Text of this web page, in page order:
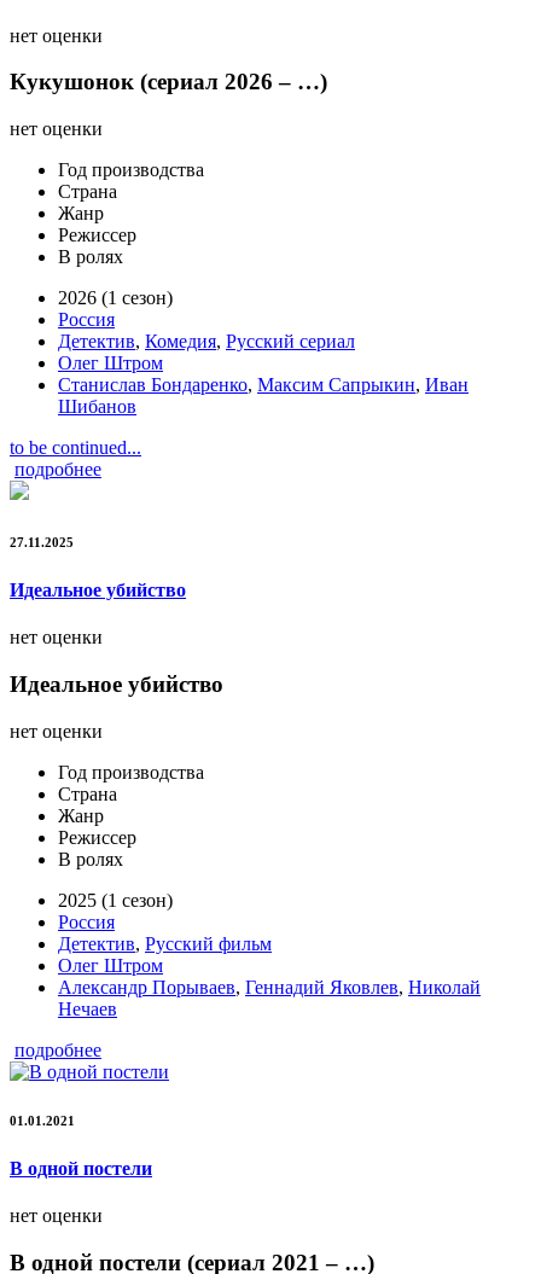
нет оценки
Кукушонок (сериал 2026 – …)
нет оценки
Год производства
Страна
Жанр
Режиссер
В ролях
2026 (1 сезон)
Россия
Детектив, Комедия, Русский сериал
Олег Штром
Станислав Бондаренко, Максим Сапрыкин, Иван
Шибанов
to be continued...
подробнее
27.11.2025
Идеальное убийство
нет оценки
Идеальное убийство
нет оценки
Год производства
Страна
Жанр
Режиссер
В ролях
2025 (1 сезон)
Россия
Детектив, Русский фильм
Олег Штром
Александр Порываев, Геннадий Яковлев, Николай
Нечаев
подробнее
01.01.2021
В одной постели
нет оценки
В одной постели (сериал 2021 – …)